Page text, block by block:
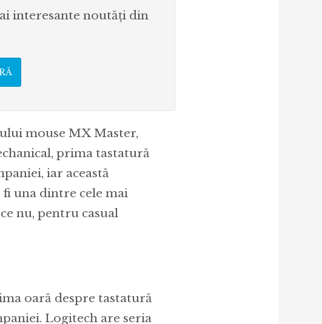
interesante noutăți din
mouse MX Master,
prima tastatură
iar această
una dintre cele mai
nu, pentru casual
oară despre tastatură
Logitech are seria